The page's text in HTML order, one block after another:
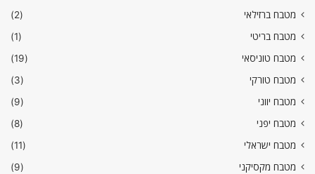
מטבח ברזילאי
(2)
מטבח בריטי
(1)
מטבח טוניסאי
(19)
מטבח טורקי
(3)
מטבח יווני
(9)
מטבח יפני
(8)
מטבח ישראלי
(11)
מטבח מקסיקני
(9)